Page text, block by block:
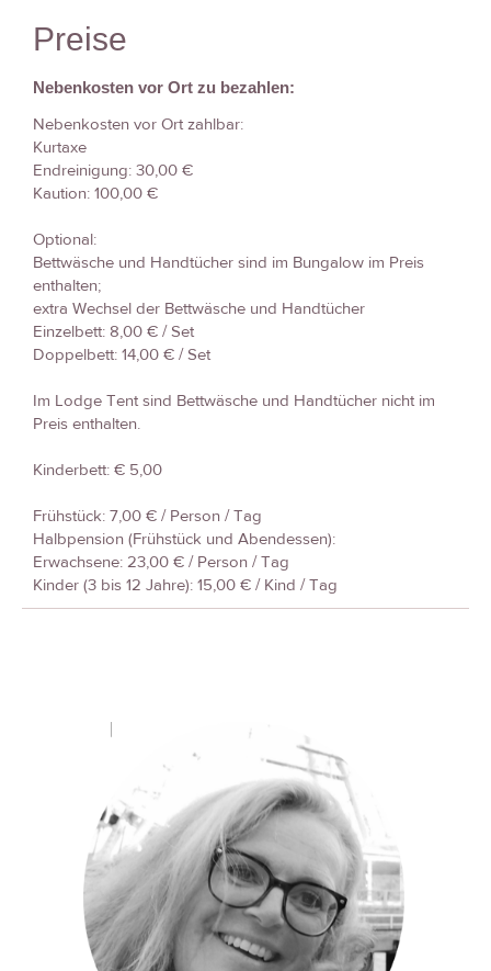
Preise
Nebenkosten vor Ort zu bezahlen:
Nebenkosten vor Ort zahlbar:
Kurtaxe
Endreinigung: 30,00 €
Kaution: 100,00 €
Optional:
Bettwäsche und Handtücher sind im Bungalow im Preis
enthalten;
extra Wechsel der Bettwäsche und Handtücher
Einzelbett: 8,00 € / Set
Doppelbett: 14,00 € / Set
Im Lodge Tent sind Bettwäsche und Handtücher nicht im
Preis enthalten.
Kinderbett: € 5,00
Frühstück: 7,00 € / Person / Tag
Halbpension (Frühstück und Abendessen):
Erwachsene: 23,00 € / Person / Tag
Kinder (3 bis 12 Jahre): 15,00 € / Kind / Tag